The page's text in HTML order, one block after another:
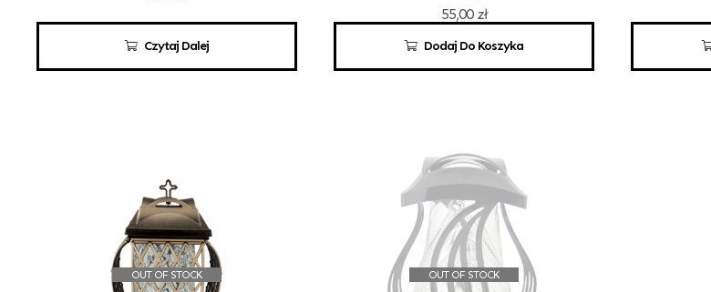
Czytaj Dalej Dodaj Do Koszyka
55,00 zł
OUT OF STOCK OUT OF STOCK